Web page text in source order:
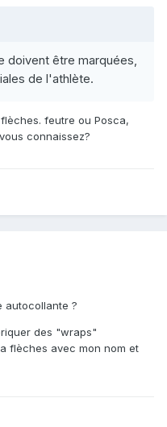
doivent être marquées,
de l'athlète.
feutre ou Posca,
connaissez?
autocollante ?
des "wraps"
flèches avec mon nom et